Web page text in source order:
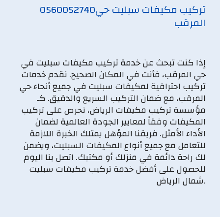
0560052740تركيب مكيفات سبليت حي
المرقب
إذا كنت تبحث عن خدمة تركيب مكيفات سبليت في
حي المرقب، فأنت في المكان الصحيح. نقدم خدمات
تركيب احترافية لمكيفات سبليت في جميع أنحاء حي
المرقب، مع ضمان التركيب السريع والدقيق. كـ
مؤسسة تركيب مكيفات الرياض، نحرص على تركيب
المكيفات وفقاً لمعايير الجودة العالمية لضمان
الأداء الأمثل. فريقنا المؤهل يمتلك الخبرة اللازمة
للتعامل مع جميع أنواع المكيفات السبليت، ويضمن
لك راحة دائمة في منزلك أو مكتبك. اتصل بنا اليوم
للحصول على أفضل خدمة تركيب مكيفات سبليت
شمال الرياض.